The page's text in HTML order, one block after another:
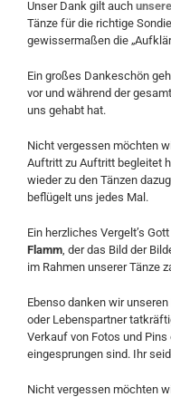
Unser Dank gilt auch
Tänze für die richtige
gewissermaßen die
Ein großes Dankeschön
vor und während der
uns gehabt hat.
Nicht vergessen möchten
Auftritt zu Auftritt begleitet
wieder zu den Tänzen
beflügelt uns jedes Mal.
Ein herzliches Vergelt’s
Flamm, der das Bild der
im Rahmen unserer Tänze
Ebenso danken wir unseren
oder Lebenspartner
Verkauf von Fotos und
eingesprungen sind. Ihr
Nicht vergessen möchten